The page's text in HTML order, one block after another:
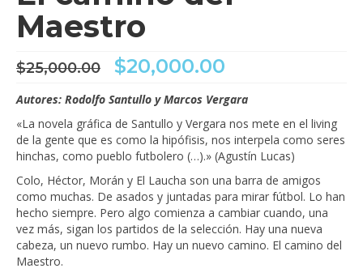
Videos
Maestro
$25,000.00 El
precio
original
era:
$25,000.00.
$20,000.00
actual
es:
$20,000.00.
Autores: Rodolfo Santullo y Marcos Vergara
«La novela gráfica de Santullo y Vergara nos mete en el living
de la gente que es como la hipófisis, nos interpela como seres
hinchas, como pueblo futbolero (…).» (Agustín Lucas)
Colo, Héctor, Morán y El Laucha son una barra de amigos
como muchas. De asados y juntadas para mirar fútbol. Lo han
hecho siempre. Pero algo comienza a cambiar cuando, una
vez más, sigan los partidos de la selección. Hay una nueva
cabeza, un nuevo rumbo. Hay un nuevo camino. El camino del
Maestro.